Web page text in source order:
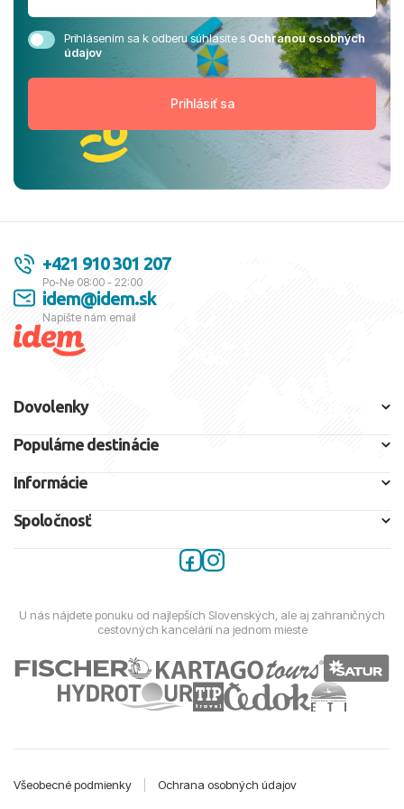
Prihlásením sa k odberu súhlasíte sOchranou osobných
údajov
+421 910 301 207
Po-Ne 08:00 - 22:00
idem@idem.sk
Napíšte nám email
Dovolenky
Populárne destinácie
Informácie
Spoločnosť
U nás nájdete ponuku od najlepších Slovenských, ale aj zahraničných
cestovných kancelárií na jednom mieste
Všeobecné podmienky Ochrana osobných údajov